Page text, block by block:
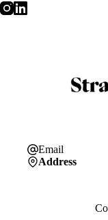
Email
Address